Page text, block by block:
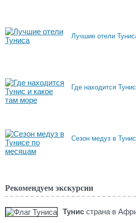
Лучшие отели
Где находится
Сезон медуз в
Рекомендуем экскурсии
Тунис страна в